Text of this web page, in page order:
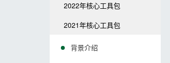
2022年核心工具包
2021年核心工具包
背景介绍